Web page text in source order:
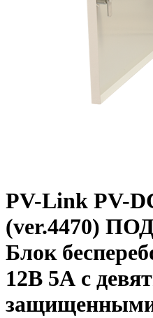
PV-Link PV-
(ver.4470)
Блок
12В 5А с